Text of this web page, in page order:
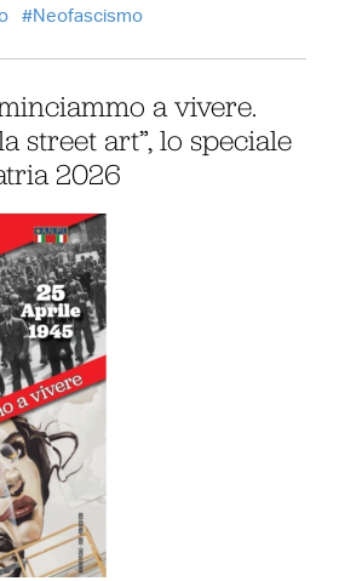
Neofascismo
a vivere.
street art”, lo speciale
2026